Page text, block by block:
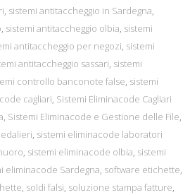
, sistemi antitaccheggio in Sardegna,
, sistemi antitaccheggio olbia, sistemi
antitaccheggio per negozi, sistemi
antitaccheggio sassari, sistemi
controllo banconote false, sistemi
cagliari, Sistemi Eliminacode Cagliari
, Sistemi Eliminacode e Gestione delle File,
, sistemi eliminacode laboratori
, sistemi eliminacode olbia, sistemi
eliminacode Sardegna, software etichette,
, soldi falsi, soluzione stampa fatture,